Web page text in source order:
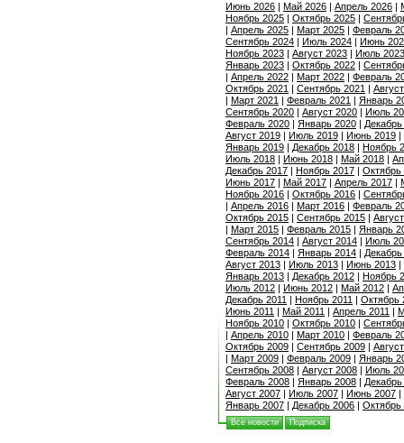
Июнь 2026 | Май 2026 | Апрель 2026 |
Ноябрь 2025 | Октябрь 2025 |
| Апрель 2025 | Март 2025 | Февраль
Сентябрь 2024 | Июль 2024 | Июнь
Ноябрь 2023 | Август 2023 | Июль 2023
Январь 2023 | Октябрь 2022 |
| Апрель 2022 | Март 2022 | Февраль
Октябрь 2021 | Сентябрь 2021 |
| Март 2021 | Февраль 2021 | Январь
Сентябрь 2020 | Август 2020 | Июль
Февраль 2020 | Январь 2020 |
Август 2019 | Июль 2019 | Июнь 2019 |
Январь 2019 | Декабрь 2018 | Ноябрь
Июль 2018 | Июнь 2018 | Май 2018 |
Декабрь 2017 | Ноябрь 2017 | Октябрь
Июнь 2017 | Май 2017 | Апрель 2017 |
Ноябрь 2016 | Октябрь 2016 |
| Апрель 2016 | Март 2016 | Февраль
Октябрь 2015 | Сентябрь 2015 |
| Март 2015 | Февраль 2015 | Январь
Сентябрь 2014 | Август 2014 | Июль
Февраль 2014 | Январь 2014 |
Август 2013 | Июль 2013 | Июнь 2013 |
Январь 2013 | Декабрь 2012 | Ноябрь
Июль 2012 | Июнь 2012 | Май 2012 |
Декабрь 2011 | Ноябрь 2011 | Октябрь
Июнь 2011 | Май 2011 | Апрель 2011 |
Ноябрь 2010 | Октябрь 2010 |
| Апрель 2010 | Март 2010 | Февраль
Октябрь 2009 | Сентябрь 2009 |
| Март 2009 | Февраль 2009 | Январь
Сентябрь 2008 | Август 2008 | Июль
Февраль 2008 | Январь 2008 |
Август 2007 | Июль 2007 | Июнь 2007 |
Январь 2007 | Декабрь 2006 | Октябрь
Все новости Подписка